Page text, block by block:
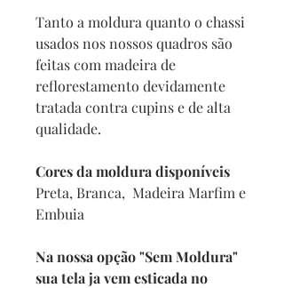
Tanto a moldura quanto o chassi
usados nos nossos quadros são
feitas com madeira de
reflorestamento devidamente
tratada contra cupins e de alta
qualidade.
Cores da moldura disponíveis
Preta, Branca, Madeira Marfim e
Embuia
Na nossa opção "Sem Moldura"
sua tela ja vem esticada no